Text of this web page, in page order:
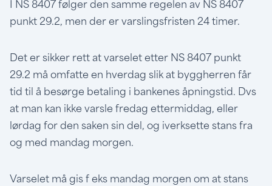
I NS 8407 følger den samme regelen av NS 8407
punkt 29.2, men der er varslingsfristen 24 timer.
Det er sikker rett at varselet etter NS 8407 punkt
29.2 må omfatte en hverdag slik at byggherren får
tid til å besørge betaling i bankenes åpningstid. Dvs
at man kan ikke varsle fredag ettermiddag, eller
lørdag for den saken sin del, og iverksette stans fra
og med mandag morgen.
Varselet må gis f eks mandag morgen om at stans